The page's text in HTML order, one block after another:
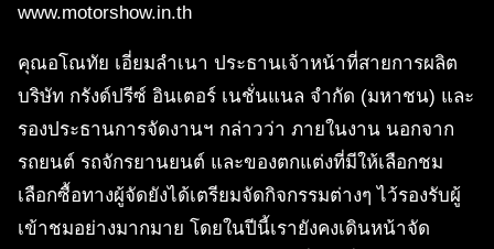
www.motorshow.in.th
คุณอโณทัย เอี่ยมลำเนา ประธานเจ้าหน้าที่สายการผลิต
บริษัท กรังด์ปรีซ์ อินเตอร์ เนชั่นแนล จํากัด (มหาชน) และ
รองประธานการจัดงานฯ กล่าวว่า ภายในงาน นอกจาก
รถยนต์ รถจักรยานยนต์ และของตกแต่งที่มีให้เลือกชม
เลือกซื้อทางผู้จัดยังได้เตรียมจัดกิจกรรมต่างๆ ไว้รองรับผู้
เข้าชมอย่างมากมาย โดยในปีนี้เรายังคงเดินหน้าจัด